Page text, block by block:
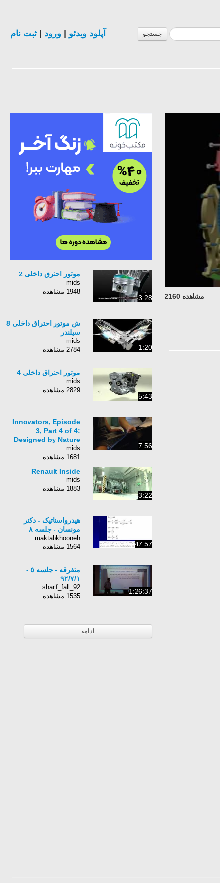
جستجو آپلود ویدئو ورود |ثبت نام
مشاهده 2160 3:28
موتور احترق داخلی 2
mids
1948 مشاهده
1:20
ش موتور احتراق داخلی 8
سیلندر
mids
2784 مشاهده
5:43
موتور احتراق داخلی 4
mids
2829 مشاهده
7:56
Innovators, Episode
3, Part 4 of 4:
Designed by Nature
mids
1681 مشاهده
3:22
Renault Inside
mids
1883 مشاهده
47:57
هيدرواستاتيک - دکتر
مونسان - جلسه ٨
maktabkhooneh
1564 مشاهده
1:26:37
متفرقه - جلسه ٥ -
٩٢/٧/١
sharif_fall_92
1535 مشاهده
ادامه